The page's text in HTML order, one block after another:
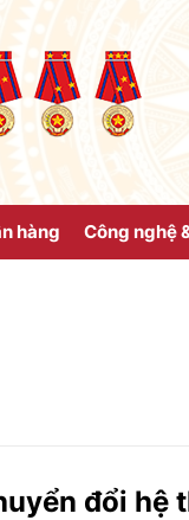
hàng Công nghệ
đổi hệ